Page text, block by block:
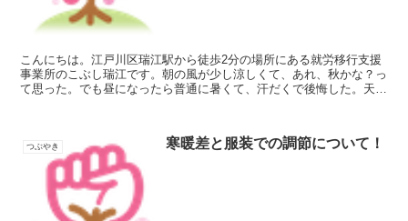
こんにちは。江戸川区瑞江駅から徒歩2分の場所にある就労移行支援
事業所のこぶし瑞江です。朝の風が少し涼しくて、あれ、秋かな？っ
て思った。でも昼になったら普通に暑くて、汗だくで後悔した。天気
つぶやき 寒暖差と服装での調節について！